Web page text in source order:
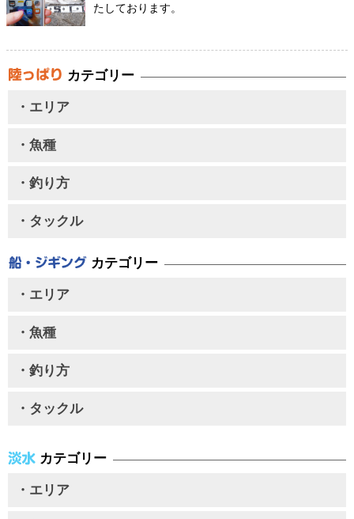
たしております。
カテゴリー
・エリア
・魚種
・釣り方
・タックル
カテゴリー
・エリア
・魚種
・釣り方
・タックル
カテゴリー
・エリア